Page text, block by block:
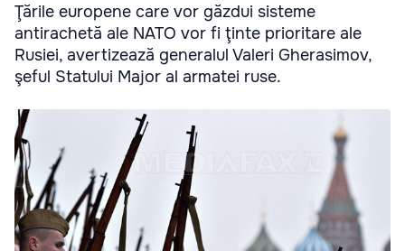
Ţările europene care vor găzdui sisteme
antirachetă ale NATO vor fi ţinte prioritare ale
Rusiei, avertizează generalul Valeri Gherasimov,
şeful Statului Major al armatei ruse.